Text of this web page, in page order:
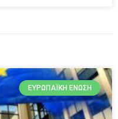
ΕΥΡΩΠΑΪΚΉ ΈΝΩΣΗ